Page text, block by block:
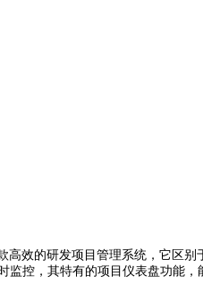
效的研发项目管理系统，它区别
监控，其特有的项目仪表盘功能